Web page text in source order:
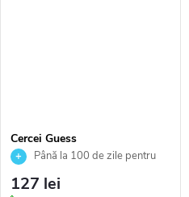
Cercei Guess
JUBE02244JWRHAQT
Până la 100 de zile pentru
returnarea bunurilor. Vânzător
autorizat
127 lei